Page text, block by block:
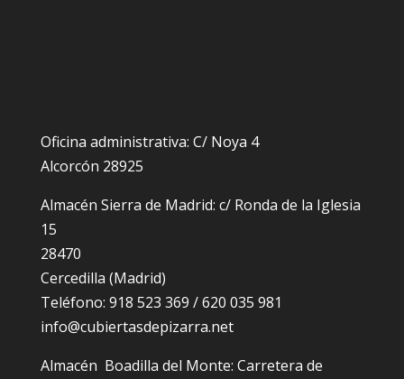
Oficina administrativa: C/ Noya 4
Alcorcón 28925
Almacén Sierra de Madrid: c/ Ronda de la Iglesia
15
28470
Cercedilla (Madrid)
Teléfono: 918 523 369 / 620 035 981
info@cubiertasdepizarra.net
Almacén Boadilla del Monte: Carretera de